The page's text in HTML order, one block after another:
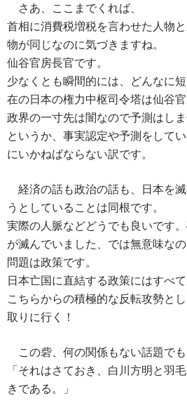
さあ、ここまでくれば、
首相に消費税増税を言わせた人物
物が同じなのに気づきますね。
仙谷官房長官です。
少なくとも瞬間的には、どんなに
在の日本の権力中枢司令塔は仙谷官
政界の一寸先は闇なので予測はしま
というか、事実認定や予測をして
にいかねばならない訳です。
経済の話も政治の話も、日本を
うとしていることは同根です。
実際の人脈などどうでも良いです
が滅んでいました、では無意味なの
問題は政策です。
日本亡国に直結する政策にはすべて
こちらからの積極的な反転攻勢と
取りに行く！
この砦、何の関係もない話題でも
「それはさておき、白川方明と羽
きである。」